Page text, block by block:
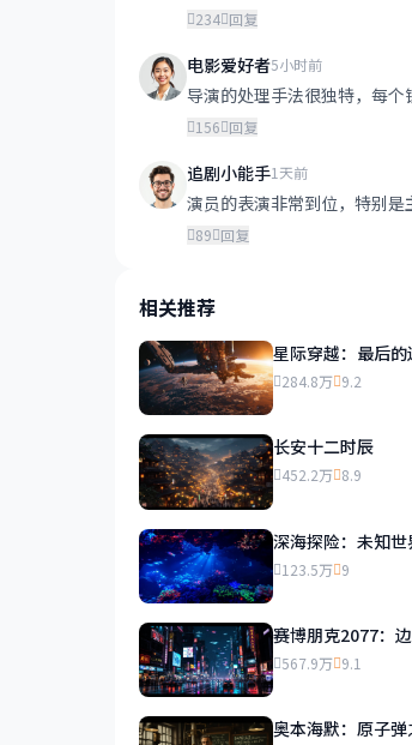
234 回复
电影爱好者5小时前
导演的处理手法很独特，每个
156 回复
追剧小能手1天前
演员的表演非常到位，特别是
89 回复
相关推荐
星际穿越：最后的
284.8万 9.2
长安十二时辰
452.2万 8.9
深海探险：未知世
123.5万 9
赛博朋克2077：
567.9万 9.1
奥本海默：原子弹